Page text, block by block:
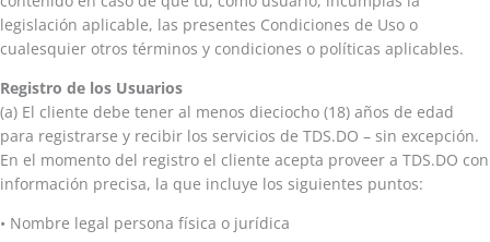
legislación aplicable, las presentes Condiciones de Uso o
cualesquier otros términos y condiciones o políticas aplicables.
Registro de los Usuarios
(a) El cliente debe tener al menos dieciocho (18) años de edad
para registrarse y recibir los servicios de TDS.DO – sin excepción.
En el momento del registro el cliente acepta proveer a TDS.DO con
información precisa, la que incluye los siguientes puntos:
• Nombre legal persona física o jurídica